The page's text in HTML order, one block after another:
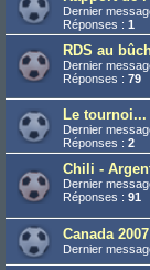
Dernier
Réponses : 1
RDS au
Dernier
Réponses : 79
Le
Dernier
Réponses : 2
Chili -
Dernier
Réponses : 91
Canada
Dernier